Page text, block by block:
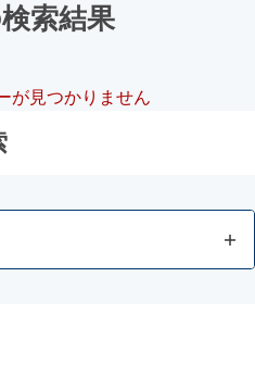
索結果
が見つかりません